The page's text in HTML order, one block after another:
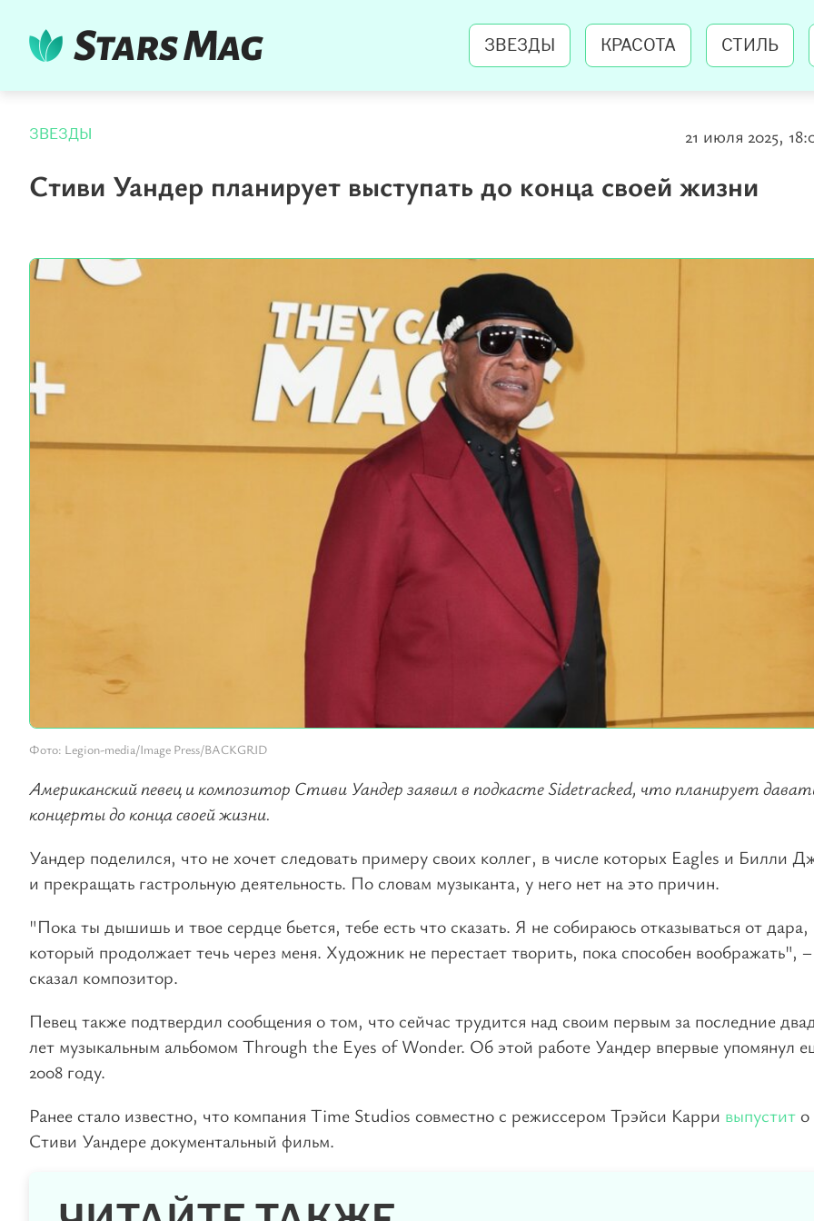
ЗВЕЗДЫ КРАСОТА СТИЛЬ
ЗВЕЗДЫ 21 июля 2025,
Стиви Уандер планирует выступать до конца своей жизни
Фото: Legion-media/Image Press/BACKGRID
Американский певец и композитор Стиви Уандер заявил в подкасте Sidetracked, что планирует
концерты до конца своей жизни.
Уандер поделился, что не хочет следовать примеру своих коллег, в числе которых Eagles и Билли
и прекращать гастрольную деятельность. По словам музыканта, у него нет на это причин.
"Пока ты дышишь и твое сердце бьется, тебе есть что сказать. Я не собираюсь отказываться от дара,
который продолжает течь через меня. Художник не перестает творить, пока способен воображать", –
сказал композитор.
Певец также подтвердил сообщения о том, что сейчас трудится над своим первым за последние
лет музыкальным альбомом Through the Eyes of Wonder. Об этой работе Уандер впервые упомянул
2008 году.
Ранее стало известно, что компания Time Studios совместно с режиссером Трэйси Карри выпустит о
Стиви Уандере документальный фильм.